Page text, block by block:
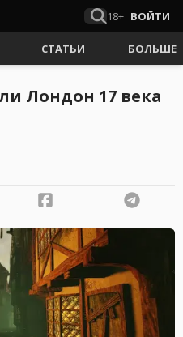
18+ ВОЙТИ
СТАТЬИ БОЛЬШЕ
Лондон 17 века